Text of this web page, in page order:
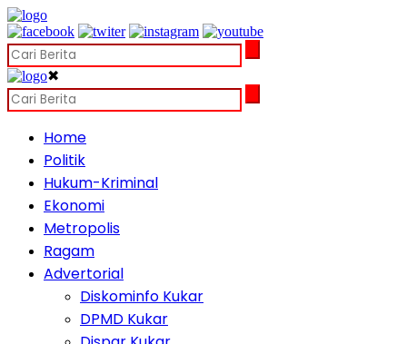
✖
Home
Politik
Hukum-Kriminal
Ekonomi
Metropolis
Ragam
Advertorial
Diskominfo Kukar
DPMD Kukar